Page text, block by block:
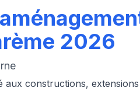
2026
aux constructions,